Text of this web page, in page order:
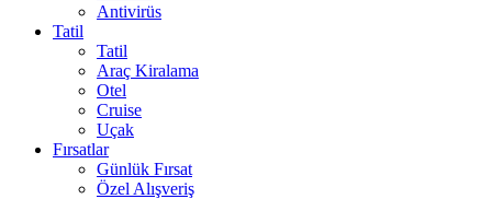
Antivirüs
Tatil
Tatil
Araç Kiralama
Otel
Cruise
Uçak
Fırsatlar
Günlük Fırsat
Özel Alışveriş